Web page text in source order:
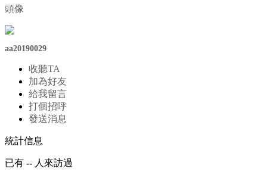
頭像
aa20190029
收聽TA
加為好友
給我留言
打個招呼
發送消息
統計信息
已有 -- 人來訪過